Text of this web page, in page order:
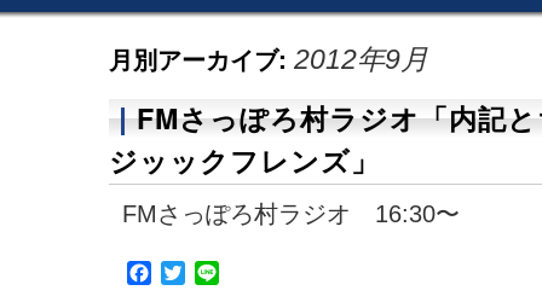
月別アーカイブ: 2012年9月
FMさっぽろ村ラジオ「内記
ジッックフレンズ」
FMさっぽろ村ラジオ 16:30〜
Facebook
Twitter